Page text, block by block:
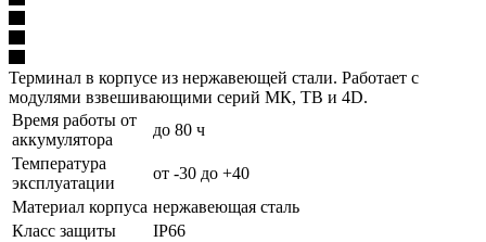
Терминал в корпусе из нержавеющей стали. Работает с
модулями взвешивающими серий МК, ТВ и 4D.
Время работы от
аккумулятора
до 80 ч
Температура
эксплуатации
от -30 до +40
Материал корпуса нержавеющая сталь
Класс защиты
IP66